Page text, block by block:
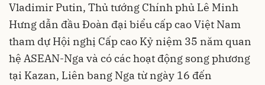
Vladimir Putin, Thủ tướng Chính phủ Lê Minh
Hưng dẫn đầu Đoàn đại biểu cấp cao Việt Nam
tham dự Hội nghị Cấp cao Kỷ niệm 35 năm quan
hệ ASEAN-Nga và có các hoạt động song phương
tại Kazan, Liên bang Nga từ ngày 16 đến